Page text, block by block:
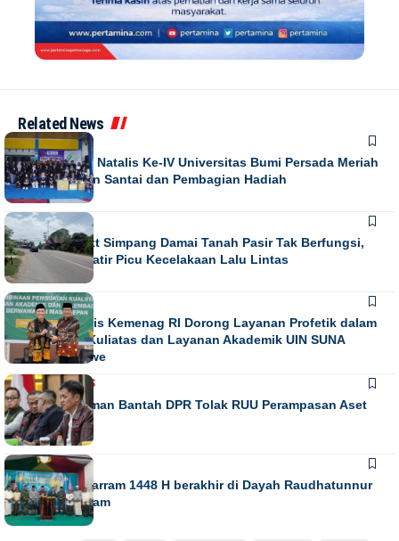
Related News
NEWS
Puncak Dies Natalis Ke-IV Universitas Bumi Persada Meriah
dengan Jalan Santai dan Pembagian Hadiah
NEWS
Running Text Simpang Damai Tanah Pasir Tak Berfungsi,
Warga Khawatir Picu Kecelakaan Lalu Lintas
NEWS
Direktur Diktis Kemenag RI Dorong Layanan Profetik dalam
Penguatan Kuliatas dan Layanan Akademik UIN SUNA
Lhokseumawe
NASIONALNEWS
Habiburokhman Bantah DPR Tolak RUU Perampasan Aset
NEWS
Gebyar Muharram 1448 H berakhir di Dayah Raudhatunnur
Alharuni Nisam